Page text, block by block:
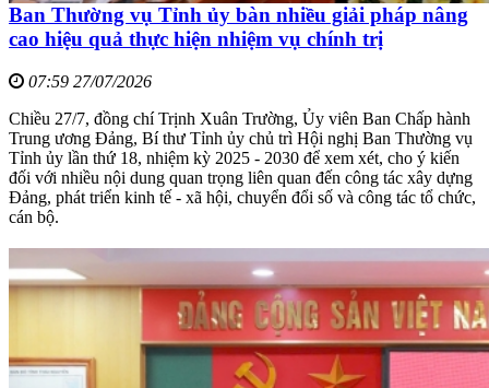
Ban Thường vụ Tỉnh ủy bàn nhiều giải pháp nâng
cao hiệu quả thực hiện nhiệm vụ chính trị
07:59 27/07/2026
Chiều 27/7, đồng chí Trịnh Xuân Trường, Ủy viên Ban Chấp hành
Trung ương Đảng, Bí thư Tỉnh ủy chủ trì Hội nghị Ban Thường vụ
Tỉnh ủy lần thứ 18, nhiệm kỳ 2025 - 2030 để xem xét, cho ý kiến
đối với nhiều nội dung quan trọng liên quan đến công tác xây dựng
Đảng, phát triển kinh tế - xã hội, chuyển đổi số và công tác tổ chức,
cán bộ.